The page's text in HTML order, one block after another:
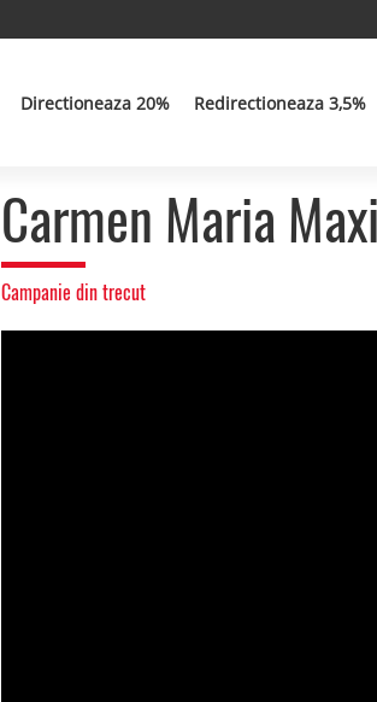
Directioneaza 20% Redirectioneaza 3,5%
Carmen Maria
Campanie din trecut